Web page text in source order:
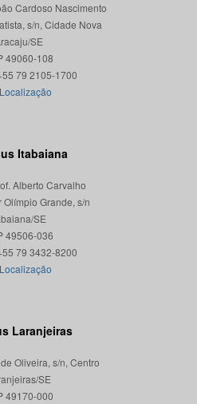
Cardoso Nascimento
s/n, Cidade Nova
SE
49060-108
Localização
Itabaiana
Alberto Carvalho
Olímpio Grande, s/n
SE
49506-036
Localização
Laranjeiras
Oliveira, s/n, Centro
SE
49170-000